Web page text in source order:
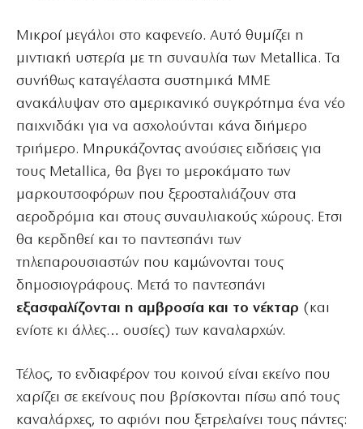
Μικροί μεγάλοι στο καφενείο. Αυτό θυμίζει η
μιντιακή υστερία με τη συναυλία των Metallica. Τα
συνήθως καταγέλαστα συστημικά ΜΜΕ
ανακάλυψαν στο αμερικανικό συγκρότημα ένα νέο
παιχνιδάκι για να ασχολούνται κάνα διήμερο
τριήμερο. Μηρυκάζοντας ανούσιες ειδήσεις για
τους Metallica, θα βγει το μεροκάματο των
μαρκουτσοφόρων που ξεροσταλιάζουν στα
αεροδρόμια και στους συναυλιακούς χώρους. Ετσι
θα κερδηθεί και το παντεσπάνι των
τηλεπαρουσιαστών που καμώνονται τους
δημοσιογράφους. Μετά το παντεσπάνι
εξασφαλίζονται η αμβροσία και το νέκταρ (και
ενίοτε κι άλλες… ουσίες) των καναλαρχών.
Τέλος, το ενδιαφέρον του κοινού είναι εκείνο που
χαρίζει σε εκείνους που βρίσκονται πίσω από τους
καναλάρχες, το αφιόνι που ξετρελαίνει τους πάντες: